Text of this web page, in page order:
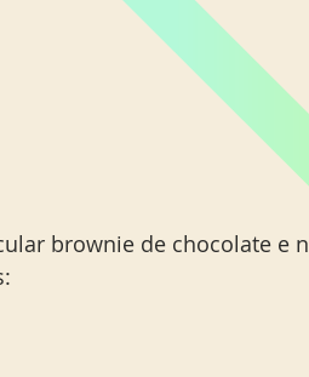
brownie de chocolate e